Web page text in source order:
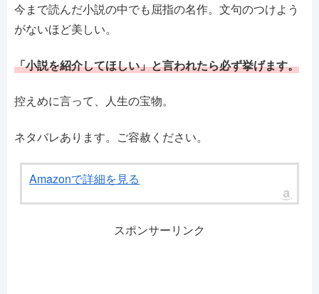
今まで読んだ小説の中でも屈指の名作。文句のつけよう
がないほど美しい。
「小説を紹介してほしい」と言われたら必ず挙げます。
控えめに言って、人生の宝物。
ネタバレあります。ご容赦ください。
Amazonで詳細を見る
スポンサーリンク